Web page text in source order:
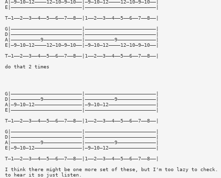
A|—9—10—12————12—10—9—10——|—9—10—12————12—10—9—10——|
E|————————————————————————|————————————————————————|
T—1——2——3——4——5——6——7——8——|1——2——3——4——5——6——7——8——|
G|————————————————————————|————————————————————————|
D|————————————————————————|————————————————————————|
A|——————————9—————————————|——————————9—————————————|
E|—9—10—12————12—10—9—10——|—9—10—12————12—10—9—10——|
T—1——2——3——4——5——6——7——8——|1——2——3——4——5——6——7——8——|
do that 2 times
G|————————————————————————|————————————————————————|
D|——————————9—————————————|——————————9—————————————|
A|—9—10—12————————————————|—9—10—12————————————————|
E|————————————————————————|————————————————————————|
T—1——2——3——4——5——6——7——8——|1——2——3——4——5——6——7——8——|
G|————————————————————————|————————————————————————|
D|————————————————————————|————————————————————————|
A|——————————9—————————————|——————————9—————————————|
E|—9—10—12————————————————|—9—10—12————————————————|
T—1——2——3——4——5——6——7——8——|1——2——3——4——5——6——7——8——|
I think there might be one more set of these, but I'm too lazy to
to hear it so just listen.